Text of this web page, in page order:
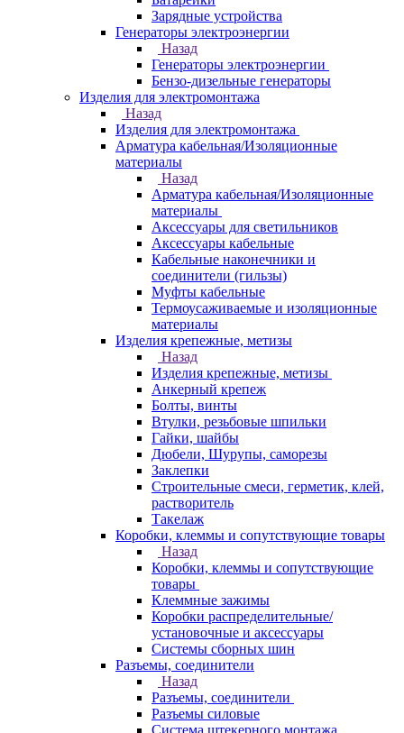
Зарядные устройства
Генераторы электроэнергии
Назад
Генераторы электроэнергии
Бензо-дизельные генераторы
Изделия для электромонтажа
Назад
Изделия для электромонтажа
Арматура кабельная/Изоляционные
материалы
Назад
Арматура кабельная/Изоляционные
материалы
Аксессуары для светильников
Аксессуары кабельные
Кабельные наконечники и
соединители (гильзы)
Муфты кабельные
Термоусаживаемые и изоляционные
материалы
Изделия крепежные, метизы
Назад
Изделия крепежные, метизы
Анкерный крепеж
Болты, винты
Втулки, резьбовые шпильки
Гайки, шайбы
Дюбели, Шурупы, саморезы
Заклепки
Строительные смеси, герметик, клей,
растворитель
Такелаж
Коробки, клеммы и сопутствующие товары
Назад
Коробки, клеммы и сопутствующие
товары
Клеммные зажимы
Коробки распределительные/
установочные и аксессуары
Системы сборных шин
Разъемы, соединители
Назад
Разъемы, соединители
Разъемы силовые
Система штекерного монтажа